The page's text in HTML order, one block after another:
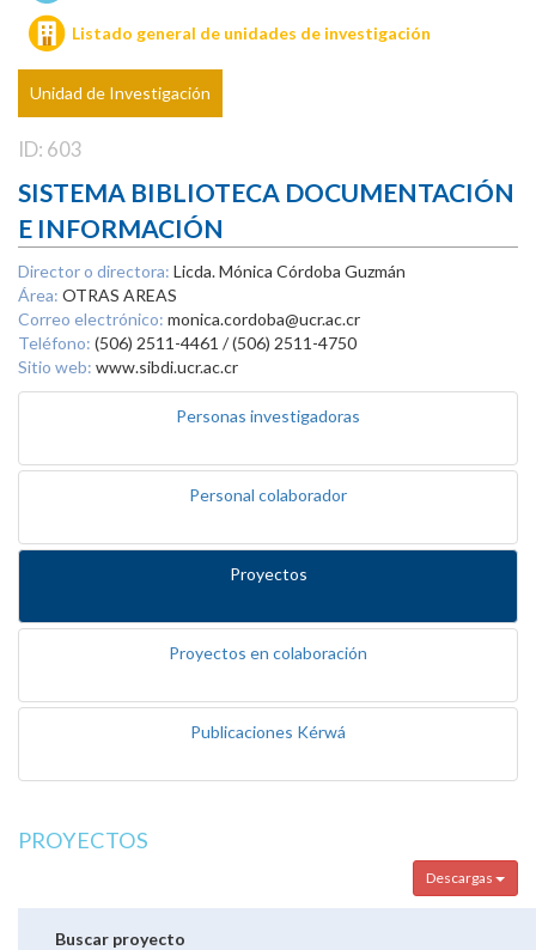
Listado general de unidades de investigación
Unidad de Investigación
ID: 603
SISTEMA BIBLIOTECA DOCUMENTACIÓN
E INFORMACIÓN
Director o directora: Licda. Mónica Córdoba Guzmán
Área: OTRAS AREAS
Correo electrónico: monica.cordoba@ucr.ac.cr
Teléfono: (506) 2511-4461 / (506) 2511-4750
Sitio web: www.sibdi.ucr.ac.cr
Personas investigadoras
Personal colaborador
Proyectos
Proyectos en colaboración
Publicaciones Kérwá
PROYECTOS
Descargas
Buscar proyecto